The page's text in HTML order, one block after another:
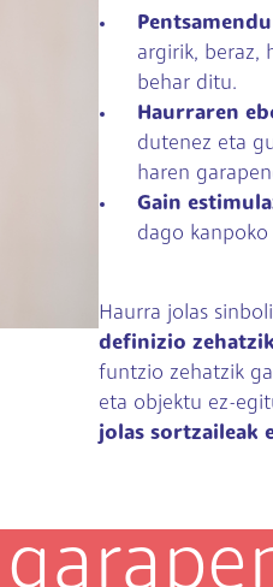
argirik, beraz,
behar ditu.
Haurraren
dutenez eta
haren
Gain
dago
Haurra jolas
definizio
funtzio zehatzik
eta objektu ez-
jolas sortzaileak